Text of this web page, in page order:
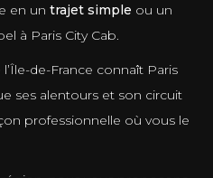
en un trajet simple ou un
à Paris City Cab.
de-France connaît Paris
ses alentours et son circuit
professionnelle où vous le